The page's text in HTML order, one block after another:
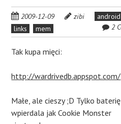
2009-12-09 zibi android
links
mem 2
Tak kupa mięci:
http://wardrivedb.appspot.com/
Małe, ale cieszy ;D Tylko baterię
wpierdala jak Cookie Monster